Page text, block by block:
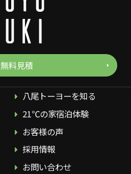
無料見積
八尾トーヨーを知る
21℃の家宿泊体験
お客様の声
採用情報
お問い合わせ